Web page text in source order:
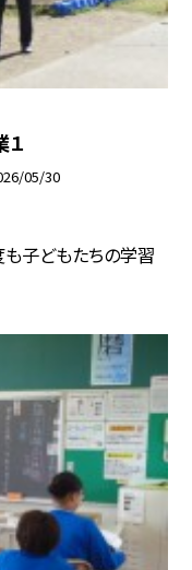
１
05/30
も子どもたちの学習